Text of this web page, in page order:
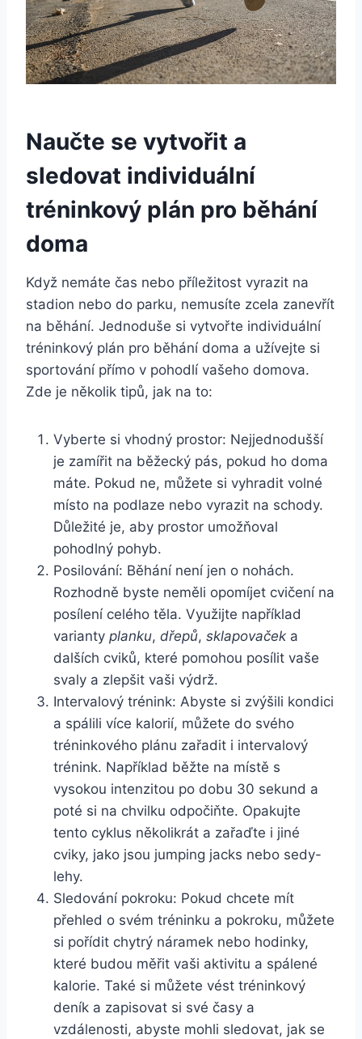
Naučte se vytvořit a
sledovat individuální
tréninkový plán pro běhání
doma
Když nemáte čas nebo příležitost vyrazit na
stadion nebo do parku, nemusíte zcela zanevřít
na běhání. Jednoduše si vytvořte individuální
tréninkový plán pro běhání doma a užívejte si
sportování přímo v pohodlí vašeho domova.
Zde je několik tipů, jak na to:
Vyberte si vhodný prostor: Nejjednodušší
je zamířit na běžecký pás, pokud ho doma
máte. Pokud ne, můžete si vyhradit volné
místo na podlaze nebo vyrazit na schody.
Důležité je, aby prostor umožňoval
pohodlný pohyb.
Posilování: Běhání není jen o nohách.
Rozhodně byste neměli opomíjet cvičení na
posílení celého těla. Využijte například
varianty planku, dřepů, sklapovaček a
dalších cviků, které pomohou posílit vaše
svaly a zlepšit vaši výdrž.
Intervalový trénink: Abyste si zvýšili kondici
a spálili více kalorií, můžete do svého
tréninkového plánu zařadit i intervalový
trénink. Například běžte na místě s
vysokou intenzitou po dobu 30 sekund a
poté si na chvilku odpočiňte. Opakujte
tento cyklus několikrát a zařaďte i jiné
cviky, jako jsou jumping jacks nebo sedy-
lehy.
Sledování pokroku: Pokud chcete mít
přehled o svém tréninku a pokroku, můžete
si pořídit chytrý náramek nebo hodinky,
které budou měřit vaši aktivitu a spálené
kalorie. Také si můžete vést tréninkový
deník a zapisovat si své časy a
vzdálenosti, abyste mohli sledovat, jak se